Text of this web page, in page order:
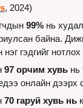
, 2024)
99% нь
байна.
нэг гэдгийг
97 орчим хувь нь
онлайн дээрх
70 гаруй хувь нь